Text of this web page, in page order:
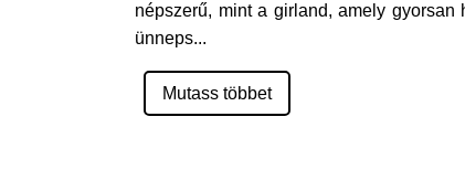
népszerű, mint a girland, amely
ünneps...
Mutass többet